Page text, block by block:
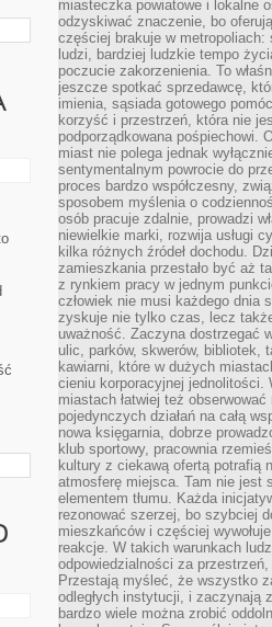
miasteczka powiatowe i lokalne
odzyskiwać znaczenie, bo
częściej brakuje w metropoliach:
ludzi, bardziej ludzkie tempo
poczucie zakorzenienia. To
jeszcze spotkać sprzedawcę,
imienia, sąsiada gotowego
korzyść i przestrzeń, która nie
podporządkowana pośpiechowi.
miast nie polega jednak
sentymentalnym powrocie do
proces bardzo współczesny,
sposobem myślenia o
osób pracuje zdalnie, prowadzi
niewielkie marki, rozwija usługi
kilka różnych źródeł dochodu.
zamieszkania przestało być aż
z rynkiem pracy w jednym
człowiek nie musi każdego dnia
zyskuje nie tylko czas, lecz
uważność. Zaczyna dostrzegać
ulic, parków, skwerów, bibliotek,
kawiarni, które w dużych
cieniu korporacyjnej jednolitości.
miastach łatwiej też obserwować
pojedynczych działań na całą
nowa księgarnia, dobrze
klub sportowy, pracownia
kultury z ciekawą ofertą potrafią
atmosferę miejsca. Tam nie jest
elementem tłumu. Każda
rezonować szerzej, bo szybciej
mieszkańców i częściej
reakcje. W takich warunkach
odpowiedzialności za
Przestają myśleć, że wszystko
odległych instytucji, i zaczynają
bardzo wiele można zrobić